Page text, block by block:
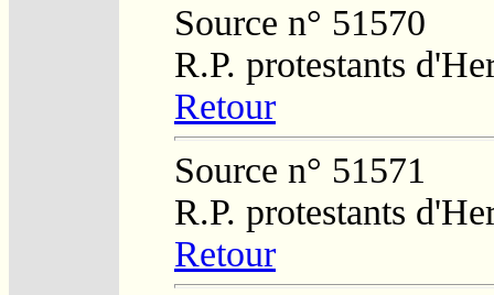
Source n° 51570
R.P. protestants
Retour
Source n° 51571
R.P. protestants
Retour